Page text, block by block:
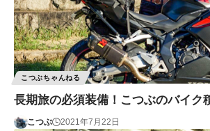
こつぶちゃんねる
長期旅の必須装備！こつぶのバイク
こつぶ 2021年7月22日